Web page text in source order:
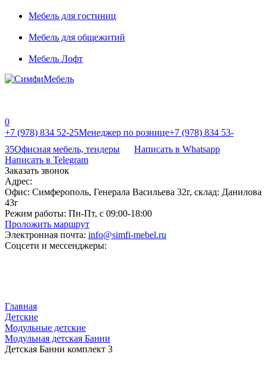
Мебель для гостиниц
Мебель для общежитий
Мебель Лофт
0
+7 (978) 834 52-25Менеджер по рознице+7 (978) 834 53-
35Офисная мебель, тендеры
Написать в Whatsapp
Написать в Telegram
Заказать звонок
Адрес:
Офис: Симферополь, Генерала Васильева 32г, склад: Данилова
43г
Режим работы: Пн-Пт, с 09:00-18:00
Проложить маршрут
Электронная почта: info@simfi-mebel.ru
Соцсети и мессенджеры:
Главная
Детские
Модульные детские
Модульная детская Банни
Детская Банни комплект 3